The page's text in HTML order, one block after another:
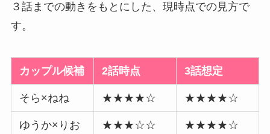
３話までの動きをもとにした、現時点での見方で
す。
カップル候補 2話時点 3話想定
そら×ねね ★★★★☆ ★★★★☆
ゆうか×りお ★★★☆☆ ★★★★☆